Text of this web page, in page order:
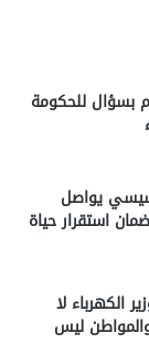
بسؤال للحكومة
يواصل
استقرار حياة
الكهرباء لا
ليس